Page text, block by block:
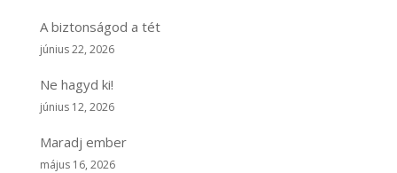
A biztonságod a tét
június 22, 2026
Ne hagyd ki!
június 12, 2026
Maradj ember
május 16, 2026